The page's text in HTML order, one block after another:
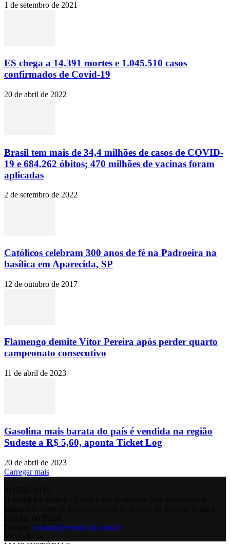
1 de setembro de 2021
ES chega a 14.391 mortes e 1.045.510 casos
confirmados de Covid-19
20 de abril de 2022
Brasil tem mais de 34,4 milhões de casos de COVID-
19 e 684.262 óbitos; 470 milhões de vacinas foram
aplicadas
2 de setembro de 2022
Católicos celebram 300 anos de fé na Padroeira na
basílica em Aparecida, SP
12 de outubro de 2017
Flamengo demite Vítor Pereira após perder quarto
campeonato consecutivo
11 de abril de 2023
Gasolina mais barata do país é vendida na região
Sudeste a R$ 5,60, aponta Ticket Log
20 de abril de 2023
Carregar mais
contato@esnoticias.com.br